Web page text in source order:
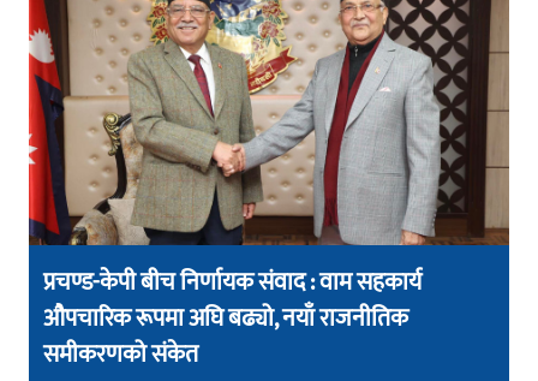
प्रचण्ड-केपी बीच निर्णायक संवाद : वाम सहकार्य
औपचारिक रूपमा अघि बढ्यो, नयाँ राजनीतिक
समीकरणको संकेत